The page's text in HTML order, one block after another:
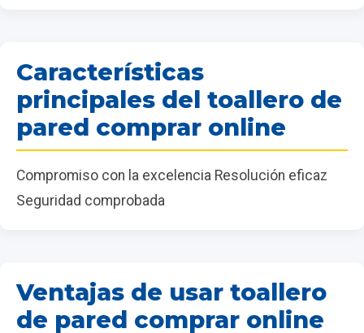
Características
principales del toallero de
pared comprar online
Compromiso con la excelencia Resolución eficaz
Seguridad comprobada
Ventajas de usar toallero
de pared comprar online